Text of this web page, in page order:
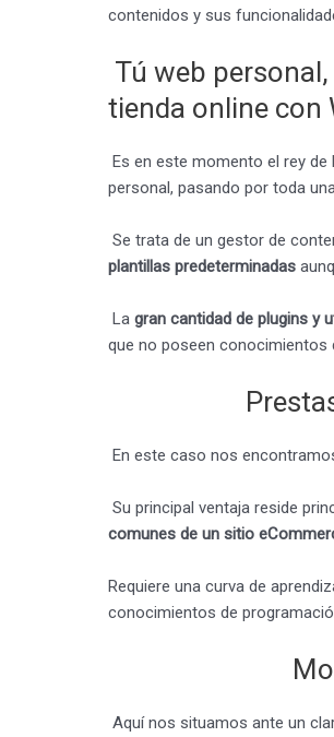
contenidos y sus
Tú web
tienda online con
Es en este momento el rey
personal, pasando por toda
Se trata de un gestor de
plantillas predeterminadas
Lagran cantidad de plugins y
que no poseen conocimientos
En este caso nos
Su principal ventaja reside
comunes de un sitio
Requiere una curva de
conocimientos de
Aquí nos situamos ante un